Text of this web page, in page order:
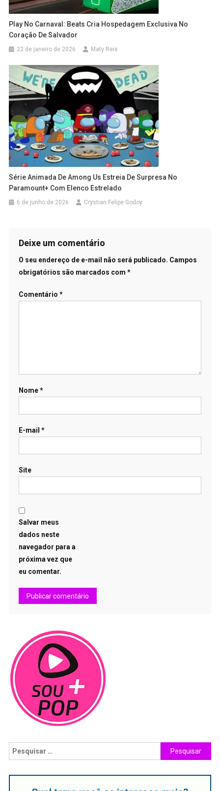
Play No Carnaval: Beats Cria Hospedagem Exclusiva No
Coração De Salvador
22 de janeiro de 2026 Maty Reis
Série Animada De Among Us Estreia De Surpresa No
Paramount+ Com Elenco Estrelado
6 de junho de 2026 Crystian Felipe Godoy
Deixe um comentário
O seu endereço de e-mail não será publicado. Campos
obrigatórios são marcados com *
Comentário *
Nome*
E-mail *
Site
Salvar meus
dados neste
navegador para a
próxima vez que
eu comentar.